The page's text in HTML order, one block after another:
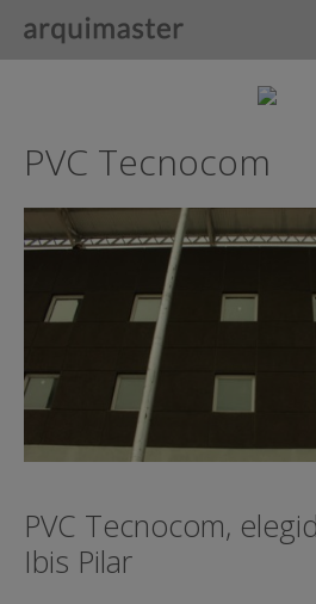
PVC Tecnocom
PVC Tecnocom,
Ibis Pilar